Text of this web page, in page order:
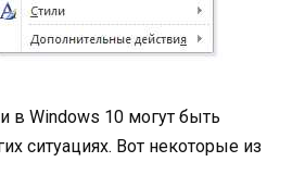
в Windows 10 могут быть
ситуациях. Вот некоторые из